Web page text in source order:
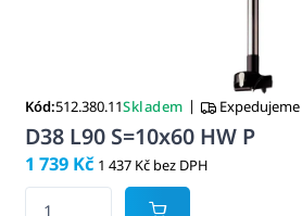
Kód:512.380.11Skladem | Expedujeme
D38 L90 S=10x60 HW P
1 739 Kč 1 437 Kč bez DPH